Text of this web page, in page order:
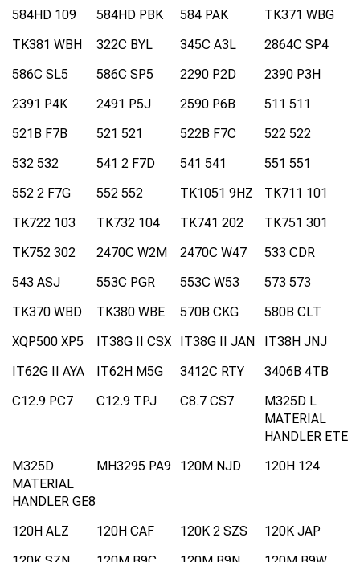
584HD 109
584HD PBK 584 PAK
TK371 WBG
TK381 WBH
322C BYL 345C A3L
2864C SP4
586C SL5
586C SP5 2290 P2D
2390 P3H
2391 P4K
2491 P5J 2590 P6B
511 511
521B F7B
521 521 522B F7C
522 522
532 532
541 2 F7D 541 541
551 551
552 2 F7G
552 552 TK1051 9HZ
TK711 101
TK722 103
TK732 104 TK741 202
TK751 301
TK752 302
2470C W2M 2470C W47
533 CDR
543 ASJ
553C PGR 553C W53
573 573
TK370 WBD
TK380 WBE 570B CKG
580B CLT
XQP500 XP5
IT38G II CSX IT38G II JAN
IT38H JNJ
IT62G II AYA
IT62H M5G 3412C RTY
3406B 4TB
C12.9 PC7
C12.9 TPJ C8.7 CS7
M325D L
MATERIAL
HANDLER ETE
M325D
MATERIAL
HANDLER GE8
MH3295 PA9 120M NJD 120H 124
120H ALZ 120H CAF 120K 2 SZS
120K JAP